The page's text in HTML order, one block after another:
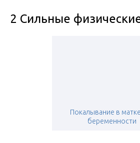
2 Сильные
Покалывание в
беременности